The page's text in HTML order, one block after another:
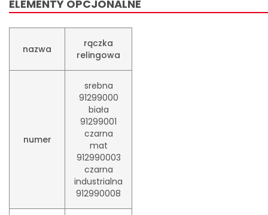
ELEMENTY OPCJONALNE
nazwa
rączka
relingowa
numer
srebna
91299000
biała
91299001
czarna
mat
912990003
czarna
industrialna
912990008